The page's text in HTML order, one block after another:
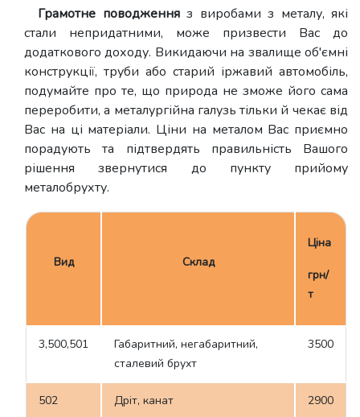
Грамотне поводженняз виробами з металу, які
стали непридатними, може призвести Вас до
додаткового доходу. Викидаючи на звалище об'ємні
конструкції, труби або старий іржавий автомобіль,
подумайте про те, що природа не зможе його сама
переробити, а металургійна галузь тільки й чекає від
Вас на ці матеріали. Ціни на металом Вас приємно
порадують та підтвердять правильність Вашого
рішення звернутися до пункту прийому
металобрухту.
Вид Склад
Ціна
грн/
т
3,500,501
Габаритний, негабаритний,
сталевий брухт
3500
502 Дріт, канат 2900